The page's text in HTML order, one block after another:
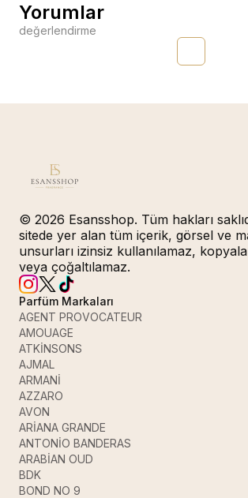
Yorumlar
değerlendirme
© 2026 Esansshop. Tüm hakları
sitede yer alan tüm içerik, görsel ve
unsurları izinsiz kullanılamaz,
veya çoğaltılamaz.
Parfüm Markaları
AGENT PROVOCATEUR
AMOUAGE
ATKİNSONS
AJMAL
ARMANİ
AZZARO
AVON
ARİANA GRANDE
ANTONİO BANDERAS
ARABİAN OUD
BDK
BOND NO 9